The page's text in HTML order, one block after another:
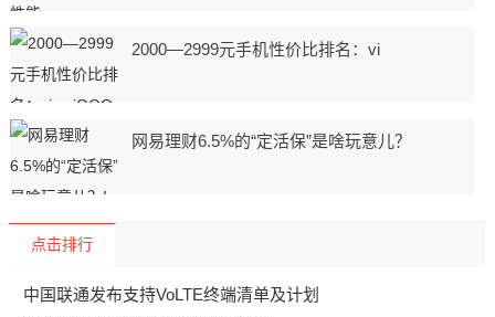
2000—2999元手机性价比排名：vi
网易理财6.5%的“定活保”是啥玩意儿？
点击排行
中国联通发布支持VoLTE终端清单及计划